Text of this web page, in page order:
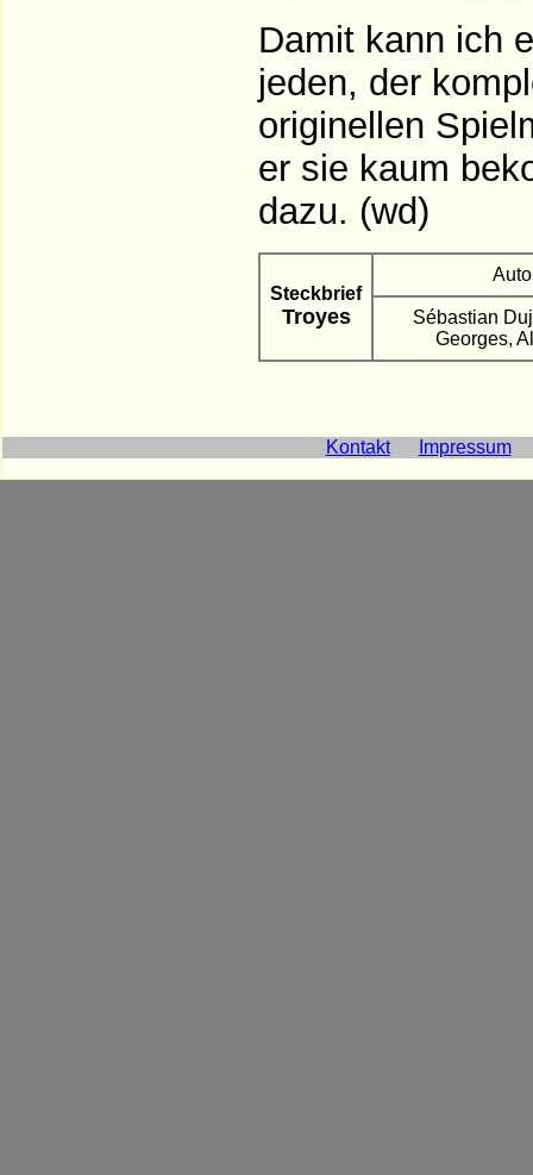
Damit kann ich
jeden, der
originellen
er sie kaum
dazu. (wd)
Steckbrief
Troyes
Sébastian
Georges,
Kontakt Impressum